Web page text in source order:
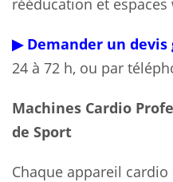
rééducation et espaces
▶ Demander un
24 à 72 h, ou par
Machines Cardio
de Sport
Chaque appareil